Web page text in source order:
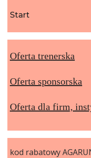
Start
Oferta trenerska
Oferta sponsorska
Oferta dla firm,
kod rabatowy